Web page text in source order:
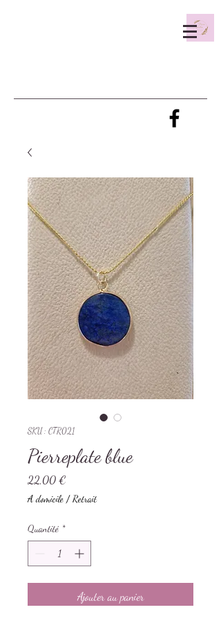
SKU : CTR021
Pierreplate blue
22,00 €
A domicile / Retrait
Quantité *
Ajouter au panier